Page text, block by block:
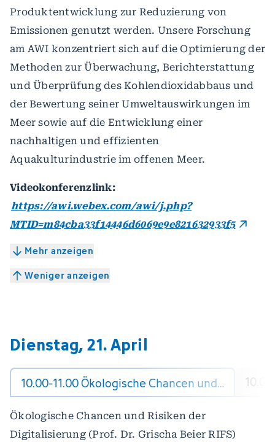
Produktentwicklung zur Reduzierung von
Emissionen genutzt werden. Unsere Forschung
am AWI konzentriert sich auf die Optimierung der
Methoden zur Überwachung, Berichterstattung
und Überprüfung des Kohlendioxidabbaus und
der Bewertung seiner Umweltauswirkungen im
Meer sowie auf die Entwicklung einer
nachhaltigen und effizienten
Aquakulturindustrie im offenen Meer.
Videokonferenzlink:
https://awi.webex.com/awi/j.php?
MTID=m84cba33f14446d6069e9e821632933f5
Mehr anzeigen
Weniger anzeigen
Dienstag, 21. April
10.00-11.00 Ökologische Chancen und…
Ökologische Chancen und Risiken der
Digitalisierung (Prof. Dr. Grischa Beier RIFS)